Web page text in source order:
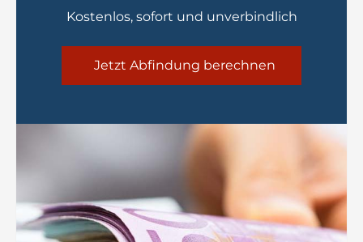
Kostenlos, sofort und unverbindlich
Jetzt Abfindung berechnen